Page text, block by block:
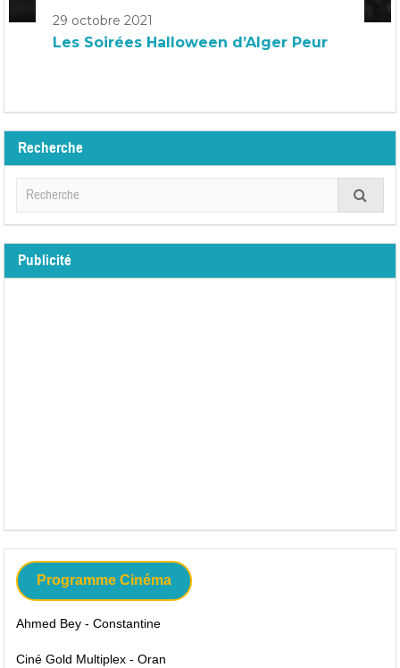
29 octobre 2021
Les Soirées Halloween d’Alger Peur
Recherche
Publicité
Programme Cinéma
Ahmed Bey - Constantine
Ciné Gold Multiplex - Oran